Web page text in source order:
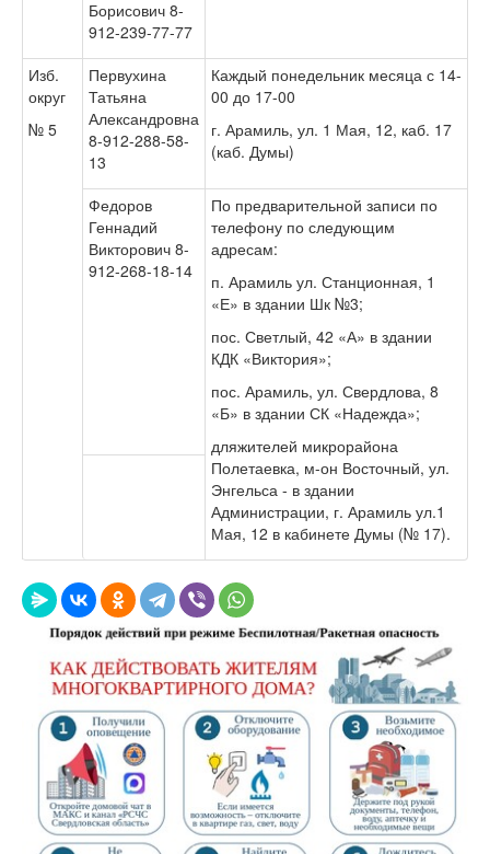
Борисович 8-
912-239-77-77
Изб.
округ
№ 5
Первухина
Татьяна
Александровна
8-912-288-58-
13
Каждый понедельник месяца с 14-
00 до 17-00
г. Арамиль, ул. 1 Мая, 12, каб. 17
(каб. Думы)
Федоров
Геннадий
Викторович 8-
912-268-18-14
По предварительной записи по
телефону по следующим
адресам:
п. Арамиль ул. Станционная, 1
«Е» в здании Шк №3;
пос. Светлый, 42 «А» в здании
КДК «Виктория»;
пос. Арамиль, ул. Свердлова, 8
«Б» в здании СК «Надежда»;
дляжителей микрорайона
Полетаевка, м-он Восточный, ул.
Энгельса - в здании
Администрации, г. Арамиль ул.1
Мая, 12 в кабинете Думы (№ 17).